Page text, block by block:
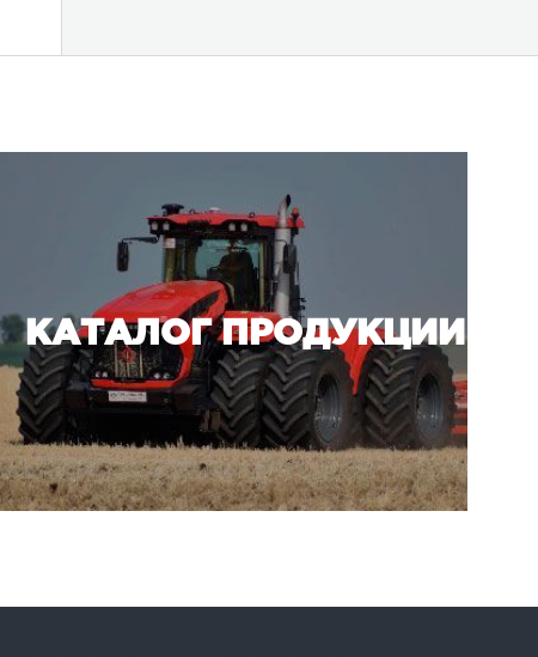
АКЦИИ И СПЕЦПРЕДЛОЖЕНИЯ
РАЗМЕСТИТЬ ПРЕДЗАКАЗ
ПРОМЫШЛЕННУЮ
КАТАЛОГ ПРОДУКЦИИ